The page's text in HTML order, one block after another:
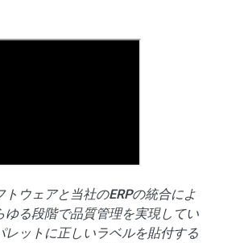
トウェアと当社のERPの統合によ
ゆる段階で品質管理を実現してい
レットに正しいラベルを貼付する